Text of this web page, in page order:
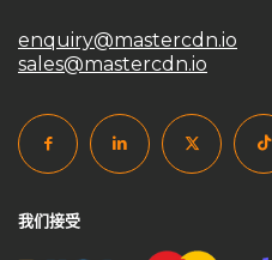
enquiry@mastercdn.io
sales@mastercdn.io
我们接受